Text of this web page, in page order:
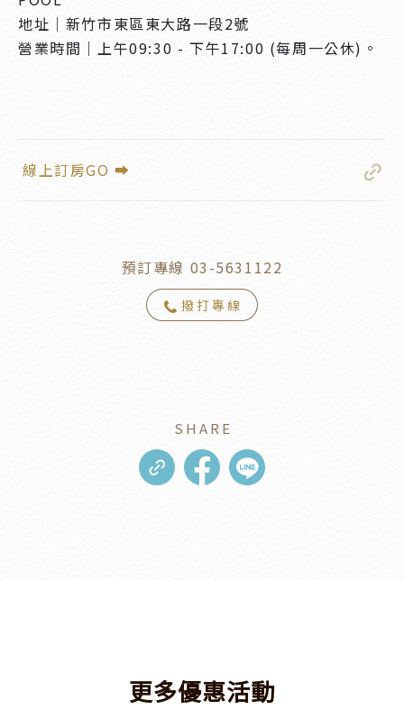
地址｜新竹市東區東大路一段2號
營業時間｜上午09:30 - 下午17:00 (每周一公休)。
線上訂房GO ➡
預訂專線 03-5631122
撥打專線
SHARE
更多優惠活動